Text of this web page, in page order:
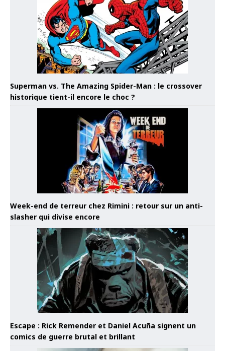
Superman vs. The Amazing Spider-Man : le crossover
historique tient-il encore le choc ?
Week-end de terreur chez Rimini : retour sur un anti-
slasher qui divise encore
Escape : Rick Remender et Daniel Acuña signent un
comics de guerre brutal et brillant